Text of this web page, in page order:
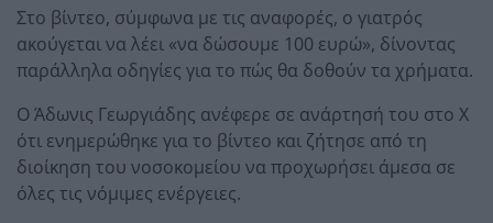
Στο βίντεο, σύμφωνα με τις αναφορές, ο γιατρός
ακούγεται να λέει «να δώσουμε 100 ευρώ», δίνοντας
παράλληλα οδηγίες για το πώς θα δοθούν τα χρήματα.
Ο Άδωνις Γεωργιάδης ανέφερε σε ανάρτησή του στο X
ότι ενημερώθηκε για το βίντεο και ζήτησε από τη
διοίκηση του νοσοκομείου να προχωρήσει άμεσα σε
όλες τις νόμιμες ενέργειες.